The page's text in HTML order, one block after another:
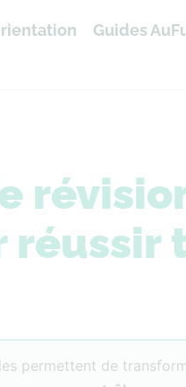
Guides
permettent de